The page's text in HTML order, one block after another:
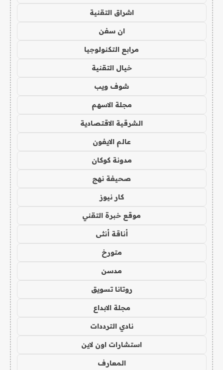
اشراق التقنية
ان سفن
مرابع التكنولوجيا
خيال التقنية
شوف ويب
مجلة الاسهم
الشرقية الاقتصادية
عالم الايفون
مدونة كوكان
صحيفة نهج
كار نيوز
موقع خبرة التقني
أناقة أنثى
متورخ
مدسن
روتانا تسويق
مجلة الابداع
نادي الترددات
استشارات اون لاين
المعارف